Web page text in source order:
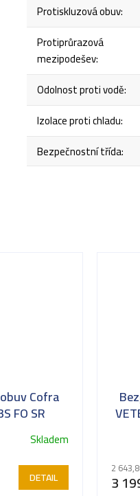
Protiskluzová obuv:
Protiprůrazová
mezipodešev:
Odolnost proti vodě:
Izolace proti chladu:
Bezpečnostní třída:
Cofra
FO SR
Skladem
DETAIL
2
3